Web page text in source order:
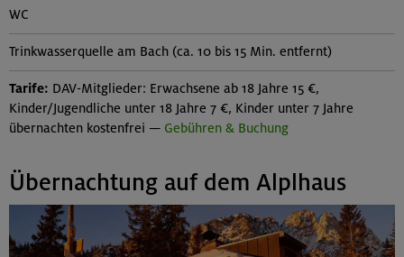
WC
Trinkwasserquelle am Bach (ca. 10 bis 15 Min. entfernt)
Tarife: DAV-Mitglieder: Erwachsene ab 18 Jahre 15 €,
Kinder/Jugendliche unter 18 Jahre 7 €, Kinder unter 7 Jahre
übernachten kostenfrei — Gebühren & Buchung
Übernachtung auf dem Alplhaus